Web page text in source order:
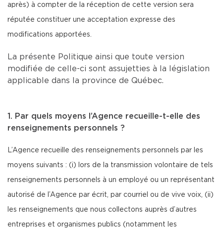
après) à compter de la réception de cette version sera
réputée constituer une acceptation expresse des
modifications apportées.
La présente Politique ainsi que toute version
modifiée de celle-ci sont assujetties à la législation
applicable dans la province de Québec.
1. Par quels moyens l’Agence recueille-t-elle des
renseignements personnels ?
L’Agence recueille des renseignements personnels par les
moyens suivants : (i) lors de la transmission volontaire de tels
renseignements personnels à un employé ou un représentant
autorisé de l’Agence par écrit, par courriel ou de vive voix, (ii)
les renseignements que nous collectons auprès d’autres
entreprises et organismes publics (notamment les